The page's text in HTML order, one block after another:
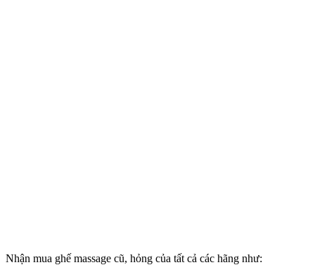
Nhận mua ghế massage cũ, hỏng của tất cả các hãng như: